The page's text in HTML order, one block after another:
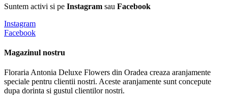
Suntem activi si pe Instagram sau Facebook
Instagram
Facebook
Magazinul nostru
Floraria Antonia Deluxe Flowers din Oradea creaza aranjamente
speciale pentru clientii nostri. Aceste aranjamente sunt concepute
dupa dorinta si gustul clientilor nostri.